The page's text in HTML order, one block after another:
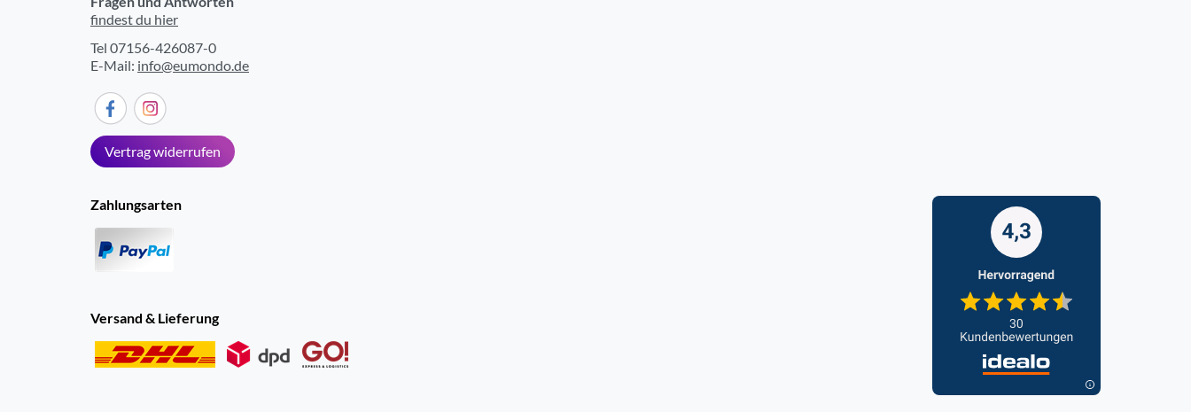
findest du hier
Tel 07156-426087-0
E-Mail: info@eumondo.de
Vertrag widerrufen
Zahlungsarten
Versand & Lieferung